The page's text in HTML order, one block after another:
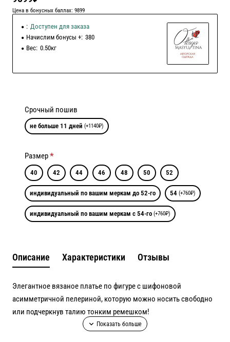
Цена в бонусных баллах: 9899
: Доступен для заказа
Начислим бонусы +: 380
Вес: 0.50кг
Срочный пошив
не больше 11 дней (+1140₽)
Размер
40 42 44 46 48 50 52
индивидуальный по вашим меркам до 52-го 54 (+760₽)
индивидуальный по вашим меркам с 54-го (+760₽)
Описание Характеристики Отзывы
Элегантное вязаное платье по фигуре с шифоновой
асимметричной пелериной, которую можно носить свободно
или подчеркнув талию тонким ремешком!